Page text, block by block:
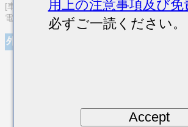
[車載パワートレイン/セーフティ用 (AEC-Q200
電極品積層セラミックコンデンサ(高誘電率系)]
外観
用上の注意事項及び免
必ずご一読ください。
Accept